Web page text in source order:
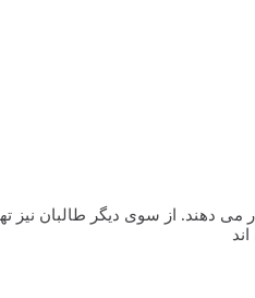
دهند. از سوی دیگر طالبان نیز